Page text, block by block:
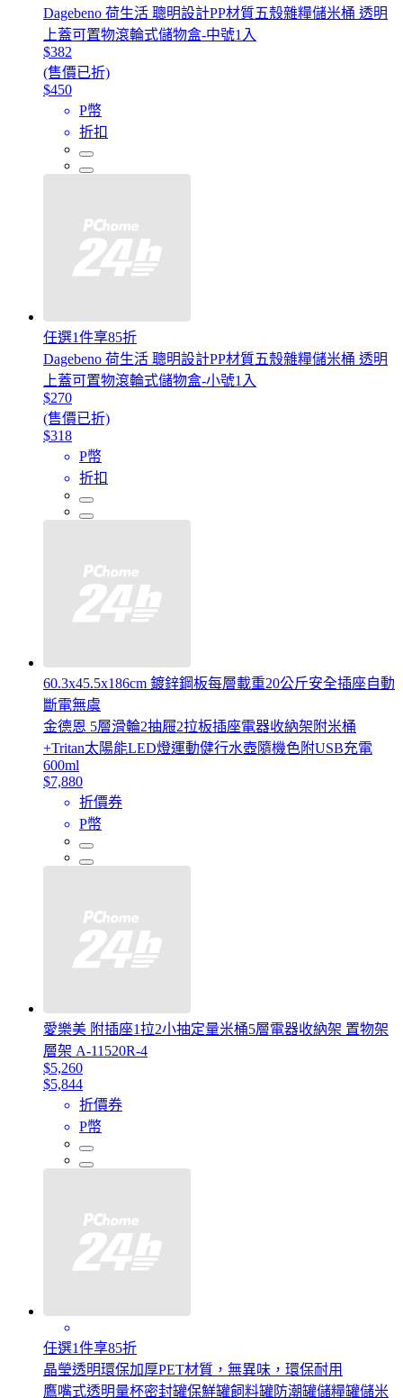
Dagebeno 荷生活 聰明設計PP材質五殼雜糧儲米桶 透明
上蓋可置物滾輪式儲物盒-中號1入
$382
(售價已折)
$450
P幣
折扣
任選1件享85折
Dagebeno 荷生活 聰明設計PP材質五殼雜糧儲米桶 透明
上蓋可置物滾輪式儲物盒-小號1入
$270
(售價已折)
$318
P幣
折扣
60.3x45.5x186cm 鍍鋅鋼板每層載重20公斤安全插座自動
斷電無虞
金德恩 5層滑輪2抽屜2拉板插座電器收納架附米桶
+Tritan太陽能LED燈運動健行水壺隨機色附USB充電
600ml
$7,880
折價券
P幣
愛樂美 附插座1拉2小抽定量米桶5層電器收納架 置物架
層架 A-11520R-4
$5,260
$5,844
折價券
P幣
任選1件享85折
晶瑩透明環保加厚PET材質，無異味，環保耐用
鷹嘴式透明量杯密封罐保鮮罐飼料罐防潮罐儲糧罐儲米